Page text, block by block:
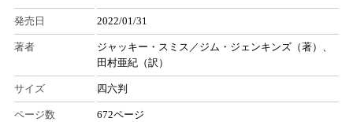
発売日 2022/01/31
著者
ジャッキー・スミス／ジム・ジェンキンズ（著）、
田村亜紀（訳）
サイズ 四六判
ページ数 672ページ